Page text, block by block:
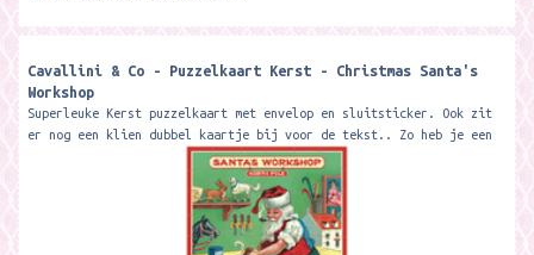
Cavallini & Co - Puzzelkaart Kerst - Christmas Santa's
Workshop
Superleuke Kerst puzzelkaart met envelop en sluitsticker. Ook zit
er nog een klien dubbel kaartje bij voor de tekst.. Zo heb je een